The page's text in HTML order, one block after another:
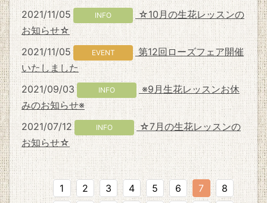
2021/11/05
INFO
☆10月の生花レッスンの
お知らせ☆
2021/11/05
EVENT
第12回ローズフェア開催
いたしました
2021/09/03
INFO
※9月生花レッスンお休
みのお知らせ※
2021/07/12
INFO
☆7月の生花レッスンの
お知らせ☆
1 2 3 4 5 6 7
8